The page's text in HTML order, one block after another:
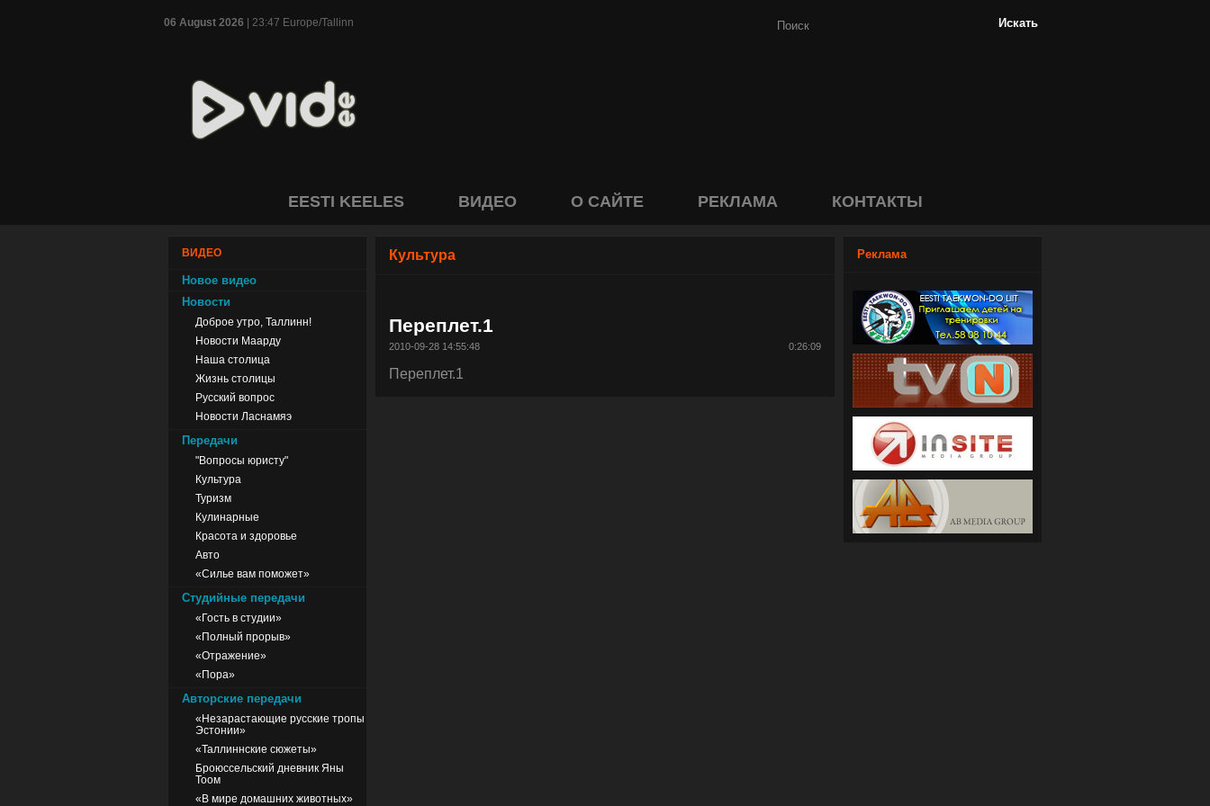
06 August 2026 | 23:47 Europe/Tallinn
EESTI KEELES ВИДЕО О САЙТЕ РЕКЛАМА КОНТАКТЫ
ВИДЕО
Новое видео
Новости
Доброе утро, Таллинн!
Новости Маарду
Наша столица
Жизнь столицы
Русский вопрос
Новости Ласнамяэ
Передачи
"Вопросы юристу"
Культура
Туризм
Кулинарные
Красота и здоровье
Авто
«Силье вам поможет»
Студийные передачи
«Гость в студии»
«Полный прорыв»
«Отражение»
«Пора»
Авторские передачи
«Незарастающие русские тропы
Эстонии»
«Таллиннские сюжеты»
Броюссельский дневник Яны
Тоом
«В мире домашних животных»
Культура
Переплет.1
2010-09-28 14:55:48 0:26:09
Переплет.1
Реклама